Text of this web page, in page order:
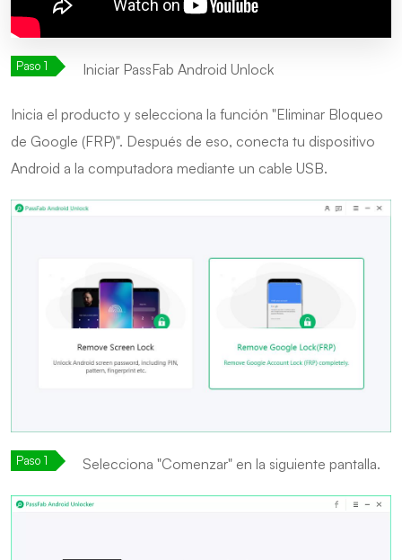
Iniciar PassFab Android Unlock
Inicia el producto y selecciona la función "Eliminar Bloqueo
de Google (FRP)". Después de eso, conecta tu dispositivo
Android a la computadora mediante un cable USB.
Selecciona "Comenzar" en la siguiente pantalla.